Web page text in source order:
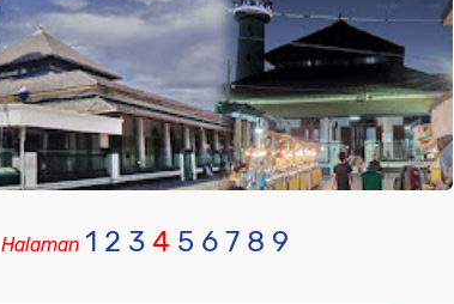
Halaman 1 2 3 4 5 6 7 8 9